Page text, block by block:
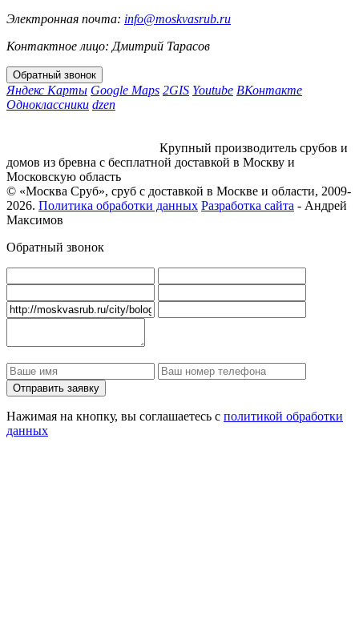
Электронная почта: info@moskvasrub.ru
Контактное лицо: Дмитрий Тарасов
Яндекс Карты Google Maps 2GIS Youtube ВКонтакте
Одноклассники dzen
Крупный производитель срубов и
домов из бревна с бесплатной доставкой в Москву и
Московскую область
© «Москва Сруб», сруб с доставкой в Москве и области, 2009-
2026. Политика обработки данных Разработка сайта - Андрей
Максимов
Обратный звонок
Нажимая на кнопку, вы соглашаетесь с политикой обработки
данных